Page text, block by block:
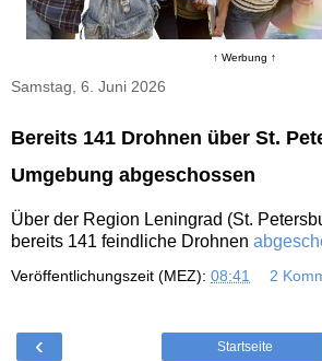
↑ Werbung ↑
Samstag, 6. Juni 2026
Bereits 141 Drohnen über St.
Umgebung abgeschossen
Über der Region Leningrad (St.
bereits 141 feindliche Drohnen
Veröffentlichungszeit (MEZ): 08:41 2
‹ Startseite